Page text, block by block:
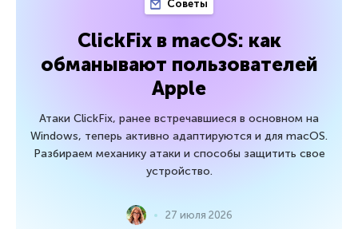
Советы
ClickFix в macOS: как
обманывают пользователей
Apple
Атаки ClickFix, ранее встречавшиеся в основном на
Windows, теперь активно адаптируются и для macOS.
Разбираем механику атаки и способы защитить свое
устройство.
27 июля 2026